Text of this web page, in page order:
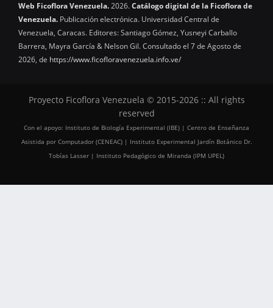
Web Ficoflora Venezuela.2026.Catálogo digital de la Ficoflora de
Venezuela. Publicación electrónica. Universidad Central de
Venezuela, Caracas. Editores: Santiago Gómez, Yusneyi Carballo
Barrera, Mayra García & Nelson Gil. Consultado el 7 de Agosto de
2026, de https://www.ficofloravenezuela.info.ve/
Proyecto Ficoflora Venezuela © 2015-2026 :: All rights
reserved
Con el apoyo: Instituto de Biología Experimental (IBE) | Centro de Enseñanza
Asistida por Computador (CENEAC) | Instituto Experimental Jardín Botánico Dr.
Tobías Lasser | Instituto Pedagógico de Miranda (IPM UPEL)